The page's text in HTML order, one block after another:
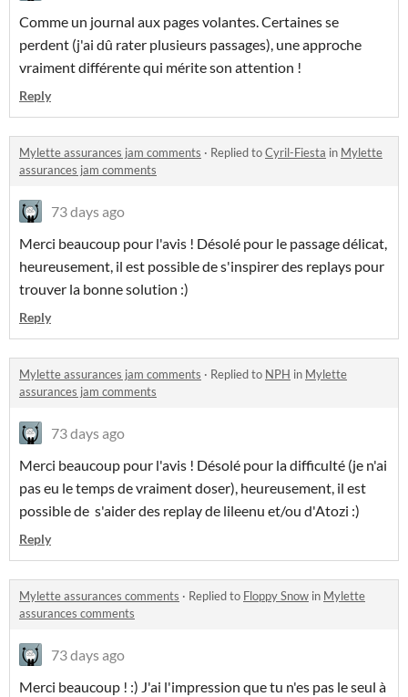
Comme un journal aux pages volantes. Certaines se
perdent (j'ai dû rater plusieurs passages), une approche
vraiment différente qui mérite son attention !
Reply
Mylette assurances jam comments · Replied toCyril-Fiesta in Mylette
assurances jam comments
73 days ago
Merci beaucoup pour l'avis ! Désolé pour le passage délicat,
heureusement, il est possible de s'inspirer des replays pour
trouver la bonne solution :)
Reply
Mylette assurances jam comments · Replied to NPH in Mylette
assurances jam comments
73 days ago
Merci beaucoup pour l'avis ! Désolé pour la difficulté (je n'ai
pas eu le temps de vraiment doser), heureusement, il est
possible de s'aider des replay de lileenu et/ou d'Atozi :)
Reply
Mylette assurances comments · Replied to Floppy Snow in Mylette
assurances comments
73 days ago
Merci beaucoup ! :) J'ai l'impression que tu n'es pas le seul à